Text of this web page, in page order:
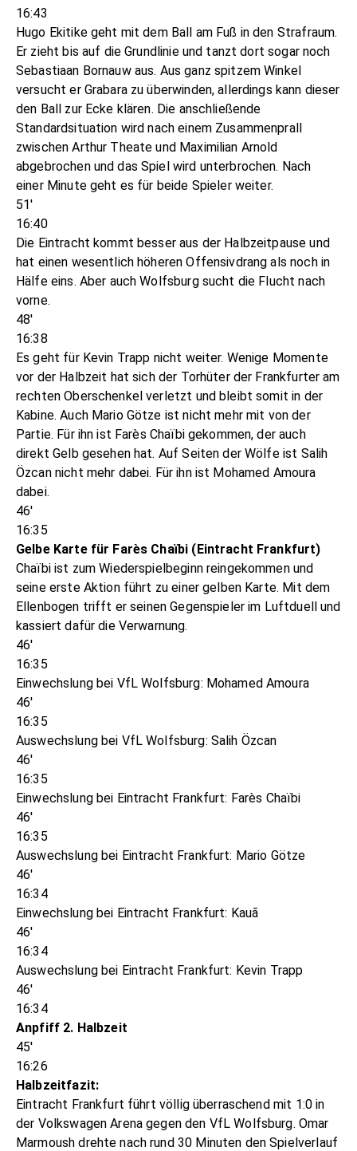
16:43
Hugo Ekitike geht mit dem Ball am Fuß in den Strafraum.
Er zieht bis auf die Grundlinie und tanzt dort sogar noch
Sebastiaan Bornauw aus. Aus ganz spitzem Winkel
versucht er Grabara zu überwinden, allerdings kann dieser
den Ball zur Ecke klären. Die anschließende
Standardsituation wird nach einem Zusammenprall
zwischen Arthur Theate und Maximilian Arnold
abgebrochen und das Spiel wird unterbrochen. Nach
einer Minute geht es für beide Spieler weiter.
51'
16:40
Die Eintracht kommt besser aus der Halbzeitpause und
hat einen wesentlich höheren Offensivdrang als noch in
Hälfe eins. Aber auch Wolfsburg sucht die Flucht nach
vorne.
48'
16:38
Es geht für Kevin Trapp nicht weiter. Wenige Momente
vor der Halbzeit hat sich der Torhüter der Frankfurter am
rechten Oberschenkel verletzt und bleibt somit in der
Kabine. Auch Mario Götze ist nicht mehr mit von der
Partie. Für ihn ist Farès Chaïbi gekommen, der auch
direkt Gelb gesehen hat. Auf Seiten der Wölfe ist Salih
Özcan nicht mehr dabei. Für ihn ist Mohamed Amoura
dabei.
46'
16:35
Gelbe Karte für Farès Chaïbi (Eintracht Frankfurt)
Chaïbi ist zum Wiederspielbeginn reingekommen und
seine erste Aktion führt zu einer gelben Karte. Mit dem
Ellenbogen trifft er seinen Gegenspieler im Luftduell und
kassiert dafür die Verwarnung.
46'
16:35
Einwechslung bei VfL Wolfsburg: Mohamed Amoura
46'
16:35
Auswechslung bei VfL Wolfsburg: Salih Özcan
46'
16:35
Einwechslung bei Eintracht Frankfurt: Farès Chaïbi
46'
16:35
Auswechslung bei Eintracht Frankfurt: Mario Götze
46'
16:34
Einwechslung bei Eintracht Frankfurt: Kauã
46'
16:34
Auswechslung bei Eintracht Frankfurt: Kevin Trapp
46'
16:34
Anpfiff 2. Halbzeit
45'
16:26
Halbzeitfazit:
Eintracht Frankfurt führt völlig überraschend mit 1:0 in
der Volkswagen Arena gegen den VfL Wolfsburg. Omar
Marmoush drehte nach rund 30 Minuten den Spielverlauf